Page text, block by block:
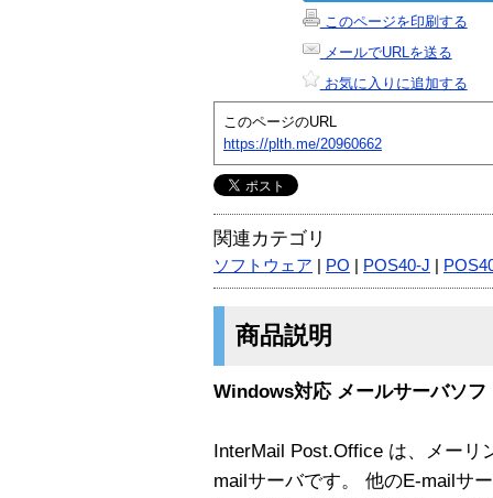
このページを印刷する
メールでURLを送る
お気に入りに追加する
このページのURL
https://plth.me/20960662
関連カテゴリ
ソフトウェア PO POS40-J
商品説明
Windows対応 メールサーバソフ
InterMail Post.Office は、メーリ
mailサーバです。 他のE-mailサ